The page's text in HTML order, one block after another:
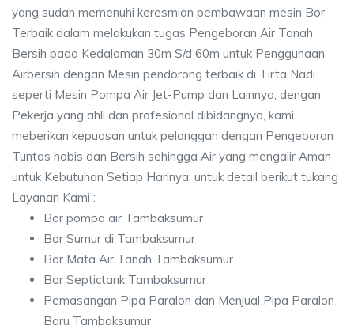
yang sudah memenuhi keresmian pembawaan mesin Bor
Terbaik dalam melakukan tugas Pengeboran Air Tanah
Bersih pada Kedalaman 30m S/d 60m untuk Penggunaan
Airbersih dengan Mesin pendorong terbaik di Tirta Nadi
seperti Mesin Pompa Air Jet-Pump dan Lainnya, dengan
Pekerja yang ahli dan profesional dibidangnya, kami
meberikan kepuasan untuk pelanggan dengan Pengeboran
Tuntas habis dan Bersih sehingga Air yang mengalir Aman
untuk Kebutuhan Setiap Harinya, untuk detail berikut tukang
Layanan Kami :
Bor pompa air Tambaksumur
Bor Sumur di Tambaksumur
Bor Mata Air Tanah Tambaksumur
Bor Septictank Tambaksumur
Pemasangan Pipa Paralon dan Menjual Pipa Paralon
Baru Tambaksumur